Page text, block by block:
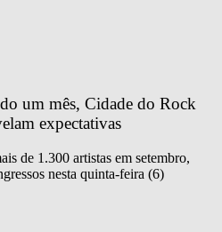
um mês, Cidade do Rock
expectativas
de 1.300 artistas em setembro,
nesta quinta-feira (6)